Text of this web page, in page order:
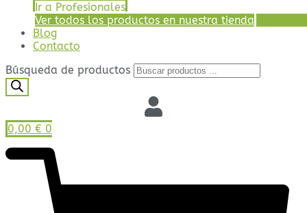
Ir a Profesionales
Ver todos los productos en nuestra tienda
Blog
Contacto
Búsqueda de productos
0,00 € 0